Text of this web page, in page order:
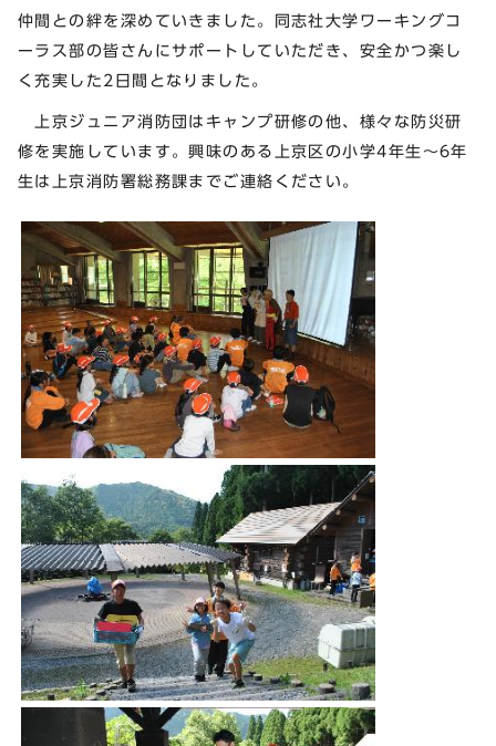
仲間との絆を深めていきました。同志社大学ワーキングコ
ーラス部の皆さんにサポートしていただき、安全かつ楽し
く充実した2日間となりました。
上京ジュニア消防団はキャンプ研修の他、様々な防災研
修を実施しています。興味のある上京区の小学4年生～6年
生は上京消防署総務課までご連絡ください。